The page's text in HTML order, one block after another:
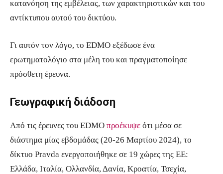
κατανόηση της εμβέλειας, των χαρακτηριστικών και του
αντίκτυπου αυτού του δικτύου.
Γι αυτόν τον λόγο, το EDMO εξέδωσε ένα
ερωτηματολόγιο στα μέλη του και πραγματοποίησε
πρόσθετη έρευνα.
Γεωγραφική διάδοση
Από τις έρευνες του EDMO προέκυψε ότι μέσα σε
διάστημα μίας εβδομάδας (20-26 Μαρτίου 2024), το
δίκτυο Pravda ενεργοποιήθηκε σε 19 χώρες της ΕΕ:
Ελλάδα, Ιταλία, Ολλανδία, Δανία, Κροατία, Τσεχία,